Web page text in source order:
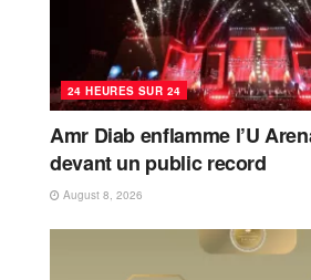
24 HEURES SUR 24
Amr Diab enflamme l’U
devant un public record
August 8, 2026